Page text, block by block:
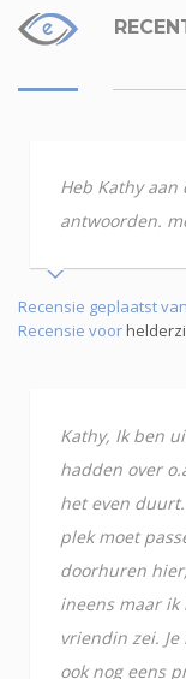
Heb Kathy
antwoorden.
Recensie geplaatst
Recensie voor
Kathy, Ik ben
hadden over
het even
plek moet
doorhuren
ineens maar
vriendin zei.
ook nog eens